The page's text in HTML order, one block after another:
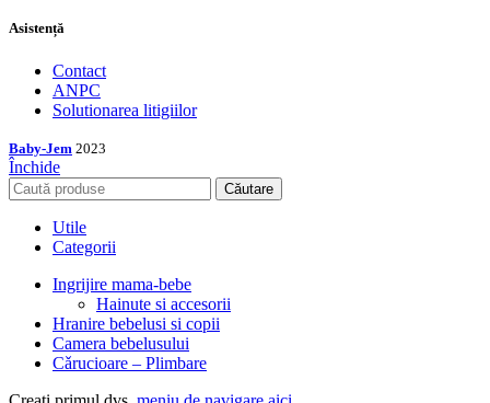
Asistență
Contact
ANPC
Solutionarea litigiilor
Baby-Jem 2023
Închide
Căutare
Utile
Categorii
Ingrijire mama-bebe
Hainute si accesorii
Hranire bebelusi si copii
Camera bebelusului
Cǎrucioare – Plimbare